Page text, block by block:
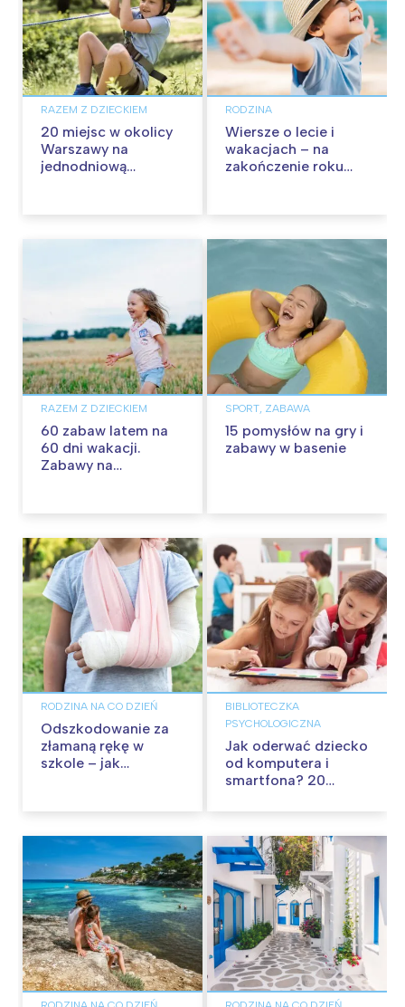
RAZEM Z DZIECKIEM
20 miejsc w okolicy
Warszawy na
jednodniową
RODZINA
Wiersze o lecie i
wakacjach – na
zakończenie roku
RAZEM Z DZIECKIEM
60 zabaw latem na
60 dni wakacji.
Zabawy na
SPORT, ZABAWA
15 pomysłów na gry i
zabawy w basenie
RODZINA NA CO DZIEŃ
Odszkodowanie za
złamaną rękę w
szkole – jak
BIBLIOTECZKA
PSYCHOLOGICZNA
Jak oderwać dziecko
od komputera i
smartfona? 20